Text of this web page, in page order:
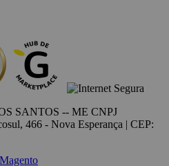
SANTOS -- ME CNPJ
466 - Nova Esperança | CEP: